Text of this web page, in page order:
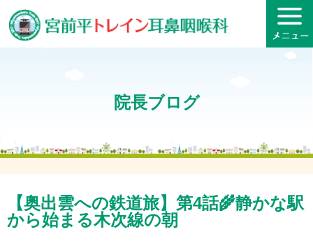
院長ブログ
【奥出雲への鉄道旅】第4話🌾静かな駅
から始まる木次線の朝